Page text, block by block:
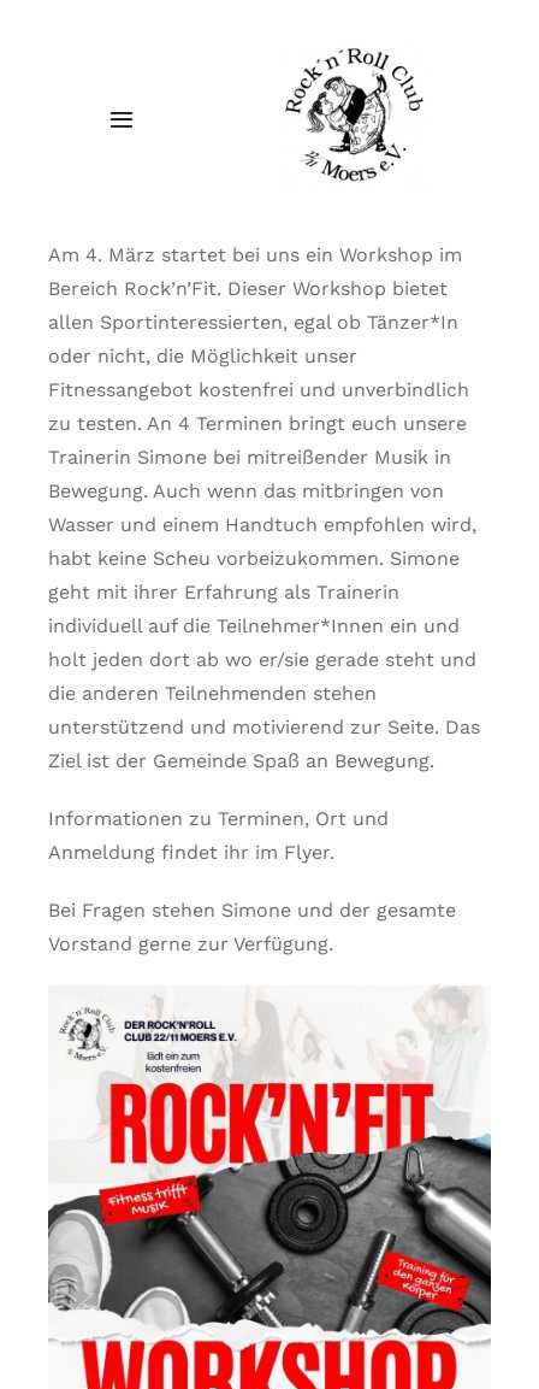
Toggle
VERANSTALTUNGEN
KONTAKT
Am 4. März startet bei uns ein Workshop im
Bereich Rock’n’Fit. Dieser Workshop bietet
allen Sportinteressierten, egal ob Tänzer*In
oder nicht, die Möglichkeit unser
Fitnessangebot kostenfrei und unverbindlich
zu testen. An 4 Terminen bringt euch unsere
Trainerin Simone bei mitreißender Musik in
Bewegung. Auch wenn das mitbringen von
Wasser und einem Handtuch empfohlen wird,
habt keine Scheu vorbeizukommen. Simone
geht mit ihrer Erfahrung als Trainerin
individuell auf die Teilnehmer*Innen ein und
holt jeden dort ab wo er/sie gerade steht und
die anderen Teilnehmenden stehen
unterstützend und motivierend zur Seite. Das
Ziel ist der Gemeinde Spaß an Bewegung.
Informationen zu Terminen, Ort und
Anmeldung findet ihr im Flyer.
Bei Fragen stehen Simone und der gesamte
Vorstand gerne zur Verfügung.